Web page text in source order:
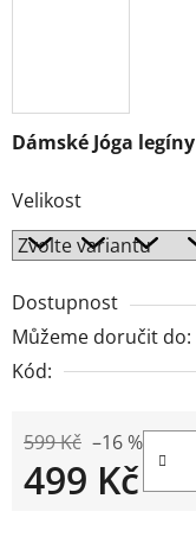
Dámské Jóga legíny
Velikost
Dostupnost
Můžeme doručit do:
Kód:
599 Kč –16 %
499 Kč